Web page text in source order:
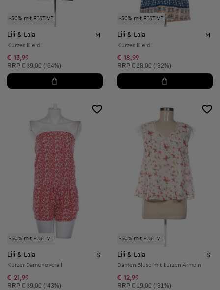
-50% mit FESTIVE
Lili & Lala M
Kurzes Kleid
€ 13,99
Unverbindliche Preisempfehlung:
RRP € 39,00 (-64%)
-50% mit FESTIVE
Lili & Lala M
Kurzes Kleid
€ 18,99
Unverbindliche Preisempfehlung:
RRP € 28,00 (-32%)
-50% mit FESTIVE
Lili & Lala S
Kurzer Damenoverall
€ 21,99
Unverbindliche Preisempfehlung:
RRP € 39,00 (-43%)
-50% mit FESTIVE
Lili & Lala S
Damen Bluse mit kurzen Ärmeln
€ 12,99
Unverbindliche Preisempfehlung:
RRP € 19,00 (-31%)